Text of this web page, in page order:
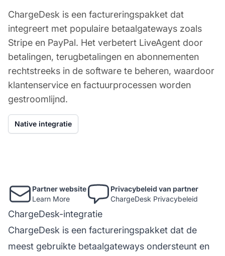
ChargeDesk is een factureringspakket dat
integreert met populaire betaalgateways zoals
Stripe en PayPal. Het verbetert LiveAgent door
betalingen, terugbetalingen en abonnementen
rechtstreeks in de software te beheren, waardoor
klantenservice en factuurprocessen worden
gestroomlijnd.
Native integratie
Partner website
Learn More
Privacybeleid van partner
ChargeDesk Privacybeleid
ChargeDesk-integratie
ChargeDesk is een factureringspakket dat de
meest gebruikte betaalgateways ondersteunt en